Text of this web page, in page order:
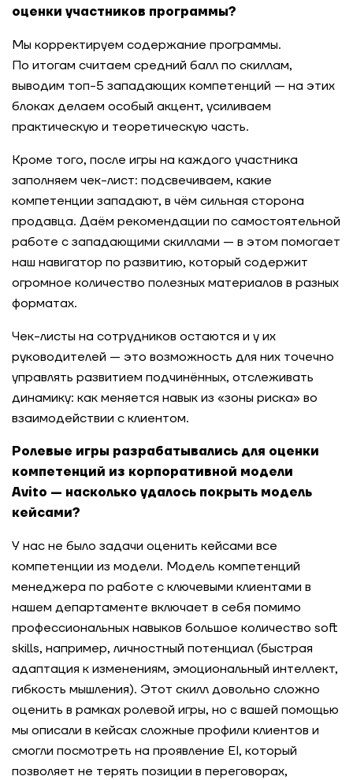
оценки участников программы?
Мы корректируем содержание программы.
По итогам считаем средний балл по скиллам,
выводим топ-5 западающих компетенций — на этих
блоках делаем особый акцент, усиливаем
практическую и теоретическую часть.
Кроме того, после игры на каждого участника
заполняем чек-лист: подсвечиваем, какие
компетенции западают, в чём сильная сторона
продавца. Даём рекомендации по самостоятельной
работе с западающими скиллами — в этом помогает
наш навигатор по развитию, который содержит
огромное количество полезных материалов в разных
форматах.
Чек-листы на сотрудников остаются и у их
руководителей — это возможность для них точечно
управлять развитием подчинённых, отслеживать
динамику: как меняется навык из «зоны риска» во
взаимодействии с клиентом.
Ролевые игры разрабатывались для оценки
компетенций из корпоративной модели
Avito — насколько удалось покрыть модель
кейсами?
У нас не было задачи оценить кейсами все
компетенции из модели. Модель компетенций
менеджера по работе с ключевыми клиентами в
нашем департаменте включает в себя помимо
профессиональных навыков большое количество soft
skills, например, личностный потенциал (быстрая
адаптация к изменениям, эмоциональный интеллект,
гибкость мышления). Этот скилл довольно сложно
оценить в рамках ролевой игры, но с вашей помощью
мы описали в кейсах сложные профили клиентов и
смогли посмотреть на проявление EI, который
позволяет не терять позиции в переговорах,